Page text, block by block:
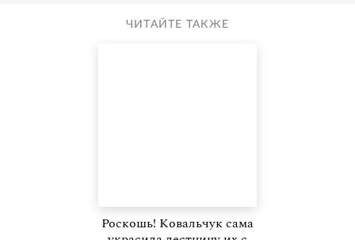
ЧИТАЙТЕ ТАКЖЕ
Роскошь! Ковальчук сама